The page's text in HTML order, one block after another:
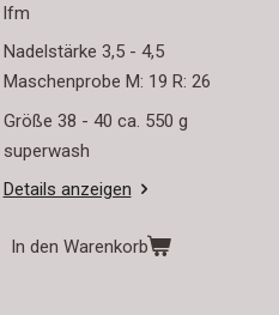
lfm
Nadelstärke 3,5 - 4,5
Maschenprobe M: 19 R: 26
Größe 38 - 40 ca. 550 g
superwash
Details anzeigen
In den Warenkorb